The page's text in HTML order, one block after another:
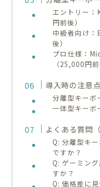
エントリー
円前後）
中級者向け
後）
プロ仕様：
（25,000円前
導入時の注意
分離型キーボ
一体型キーボ
よくある質問（
Q: 分離型キ
ですか？
Q: ゲーミン
すか？
Q: 価格差に